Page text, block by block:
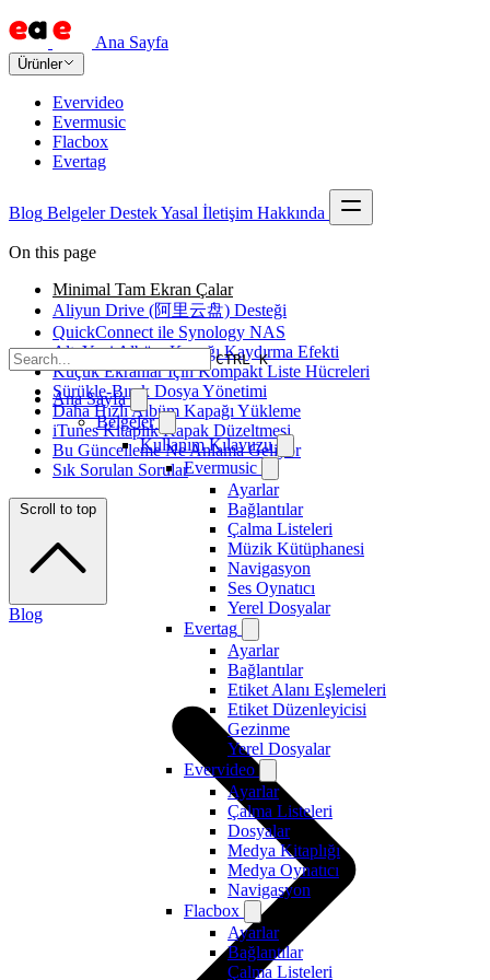
Ana Sayfa
Ürünler
Evervideo
Evermusic
Flacbox
Evertag
Blog Belgeler DestekYasal İletişim Hakkında
CTRL K
Ana Sayfa
Belgeler
Kullanım Kılavuzu
Evermusic
Ayarlar
Bağlantılar
Çalma Listeleri
Müzik Kütüphanesi
Navigasyon
Ses Oynatıcı
Yerel Dosyalar
Evertag
Ayarlar
Bağlantılar
Etiket Alanı Eşlemeleri
Etiket Düzenleyicisi
Gezinme
Yerel Dosyalar
Evervideo
Ayarlar
Çalma Listeleri
Dosyalar
Medya Kitaplığı
Medya Oynatıcı
Navigasyon
Flacbox
Ayarlar
Bağlantılar
Çalma Listeleri
On this page
Minimal Tam Ekran Çalar
Aliyun Drive (阿里云盘) Desteği
QuickConnect ile Synology NAS
Altı Yeni Albüm Kapağı Kaydırma Efekti
Küçük Ekranlar İçin Kompakt Liste Hücreleri
Sürükle-Bırak Dosya Yönetimi
Daha Hızlı Albüm Kapağı Yükleme
iTunes Kitaplık Kapak Düzeltmesi
Bu Güncelleme Ne Anlama Geliyor
Sık Sorulan Sorular
Scroll to top
Blog